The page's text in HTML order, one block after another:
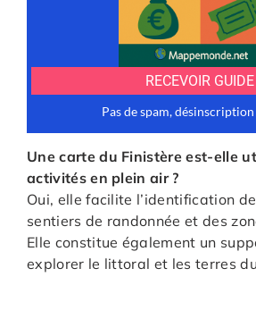
Une carte du Finistère est-elle
activités en plein air ?
Oui, elle facilite l’identification
sentiers de randonnée et des
Elle constitue également un
explorer le littoral et les terres